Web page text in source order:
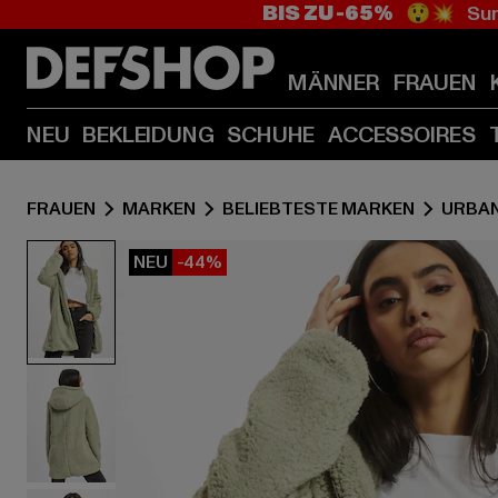
BIS ZU -65% 😲💥
MÄNNER FRAUEN
NEU BEKLEIDUNG SCHUHE ACCESSOIRES
FRAUEN MARKEN BELIEBTESTE MARKEN
NEU -44%